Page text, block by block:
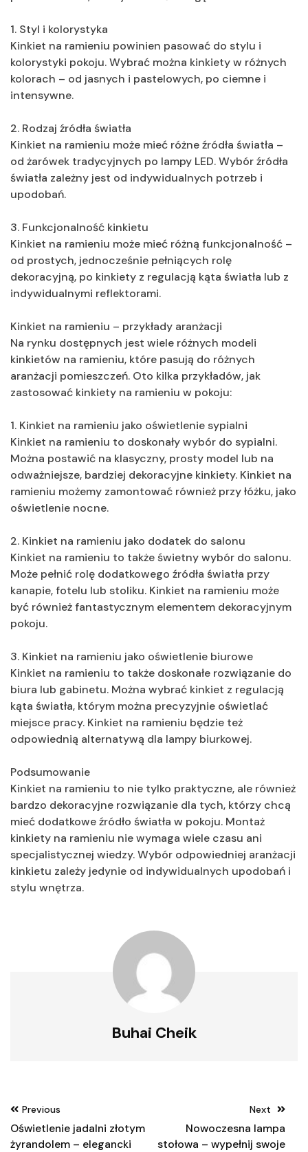
1. Styl i kolorystyka
Kinkiet na ramieniu powinien pasować do stylu i
kolorystyki pokoju. Wybrać można kinkiety w różnych
kolorach – od jasnych i pastelowych, po ciemne i
intensywne.
2. Rodzaj źródła światła
Kinkiet na ramieniu może mieć różne źródła światła –
od żarówek tradycyjnych po lampy LED. Wybór źródła
światła zależny jest od indywidualnych potrzeb i
upodobań.
3. Funkcjonalność kinkietu
Kinkiet na ramieniu może mieć różną funkcjonalność –
od prostych, jednocześnie pełniących rolę
dekoracyjną, po kinkiety z regulacją kąta światła lub z
indywidualnymi reflektorami.
Kinkiet na ramieniu – przykłady aranżacji
Na rynku dostępnych jest wiele różnych modeli
kinkietów na ramieniu, które pasują do różnych
aranżacji pomieszczeń. Oto kilka przykładów, jak
zastosować kinkiety na ramieniu w pokoju:
1. Kinkiet na ramieniu jako oświetlenie sypialni
Kinkiet na ramieniu to doskonały wybór do sypialni.
Można postawić na klasyczny, prosty model lub na
odważniejsze, bardziej dekoracyjne kinkiety. Kinkiet na
ramieniu możemy zamontować również przy łóżku, jako
oświetlenie nocne.
2. Kinkiet na ramieniu jako dodatek do salonu
Kinkiet na ramieniu to także świetny wybór do salonu.
Może pełnić rolę dodatkowego źródła światła przy
kanapie, fotelu lub stoliku. Kinkiet na ramieniu może
być również fantastycznym elementem dekoracyjnym
pokoju.
3. Kinkiet na ramieniu jako oświetlenie biurowe
Kinkiet na ramieniu to także doskonałe rozwiązanie do
biura lub gabinetu. Można wybrać kinkiet z regulacją
kąta światła, którym można precyzyjnie oświetlać
miejsce pracy. Kinkiet na ramieniu będzie też
odpowiednią alternatywą dla lampy biurkowej.
Podsumowanie
Kinkiet na ramieniu to nie tylko praktyczne, ale również
bardzo dekoracyjne rozwiązanie dla tych, którzy chcą
mieć dodatkowe źródło światła w pokoju. Montaż
kinkiety na ramieniu nie wymaga wiele czasu ani
specjalistycznej wiedzy. Wybór odpowiedniej aranżacji
kinkietu zależy jedynie od indywidualnych upodobań i
stylu wnętrza.
Buhai Cheik
Nawigacja
wpisu
Previous
Oświetlenie jadalni złotym
żyrandolem – elegancki
Next
Nowoczesna lampa
stołowa – wypełnij swoje